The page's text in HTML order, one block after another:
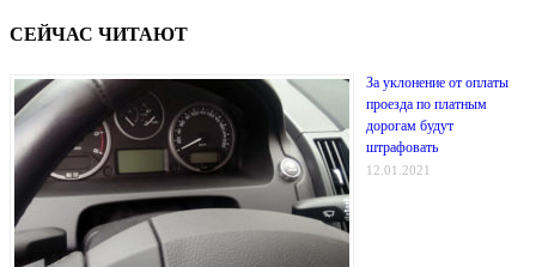
СЕЙЧАС ЧИТАЮТ
За уклонение от оплаты
проезда по платным
дорогам будут
штрафовать
12.01.2021